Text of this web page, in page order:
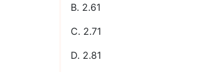
B. 2.61
C. 2.71
D. 2.81